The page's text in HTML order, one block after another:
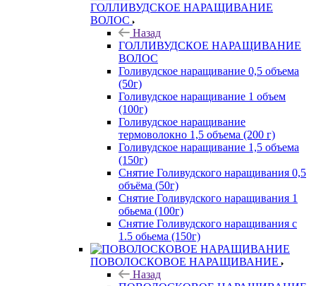
ГОЛЛИВУДСКОЕ НАРАЩИВАНИЕ
ВОЛОС
Назад
ГОЛЛИВУДСКОЕ НАРАЩИВАНИЕ
ВОЛОС
Голивудское наращивание 0,5 объема
(50г)
Голивудское наращивание 1 объем
(100г)
Голивудское наращивание
термоволокно 1,5 объема (200 г)
Голивудское наращивание 1,5 объема
(150г)
Снятие Голивудского наращивания 0,5
объёма (50г)
Снятие Голивудского наращивания 1
обьема (100г)
Снятие Голивудского наращивания с
1.5 обьема (150г)
ПОВОЛОСКОВОЕ НАРАЩИВАНИЕ
Назад